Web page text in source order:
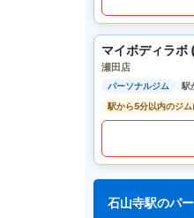
マイボディラボ
瀬田店
パーソナルジム
駅
駅から5分以内のジ
石山寺駅のパ